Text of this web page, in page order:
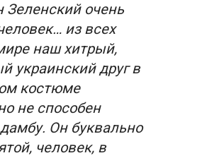
Зеленский очень
из всех
наш хитрый,
украинский друг в
костюме
не способен
Он буквально
человек, в